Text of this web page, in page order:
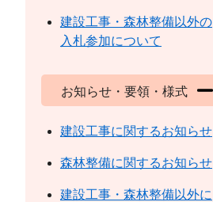
建設工事・森林整備以外の
入札参加について
お知らせ・要領・様式
建設工事に関するお知らせ
森林整備に関するお知らせ
建設工事・森林整備以外に